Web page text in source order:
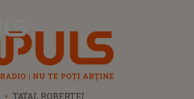
TATAL ROBERTEI